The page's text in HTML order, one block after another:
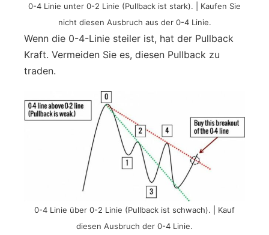
0-4 Linie unter 0-2 Linie (Pullback ist stark). | Kaufen Sie
nicht diesen Ausbruch aus der 0-4 Linie.
Wenn die 0-4-Linie steiler ist, hat der Pullback
Kraft. Vermeiden Sie es, diesen Pullback zu
traden.
0-4 Linie über 0-2 Linie (Pullback ist schwach). | Kauf
diesen Ausbruch der 0-4 Linie.